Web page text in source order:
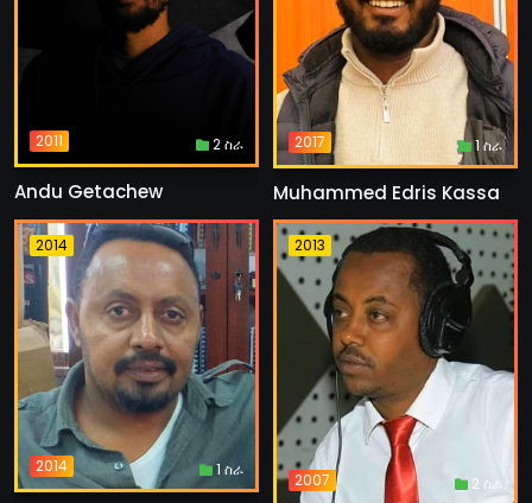
2011 2 ስራ
Andu Getachew
2017 1 ስራ
Muhammed Edris Kassa
2014
2014 1 ስራ
2013
2007 2 ስራ